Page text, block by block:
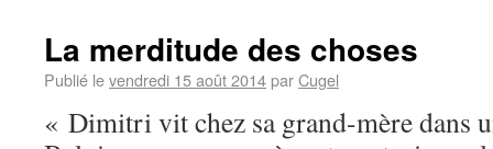
La merditude des choses
Publié levendredi 15 août 2014parCugel
« Dimitri vit chez sa grand-mère dans